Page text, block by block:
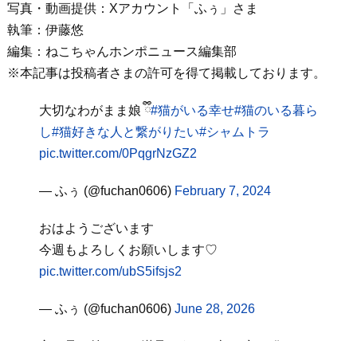
写真・動画提供：Xアカウント「ふぅ」さま
執筆：伊藤悠
編集：ねこちゃんホンポニュース編集部
※本記事は投稿者さまの許可を得て掲載しております。
大切なわがまま娘 ྀི#猫がいる幸せ#猫のいる暮ら
し#猫好きな人と繋がりたい#シャムトラ
pic.twitter.com/0PqgrNzGZ2
— ふぅ (@fuchan0606) February 7, 2024
おはようございます
今週もよろしくお願いします♡
pic.twitter.com/ubS5ifsjs2
— ふぅ (@fuchan0606) June 28, 2026